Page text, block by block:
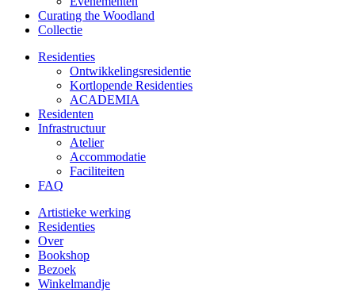
Curating the Woodland
Collectie
Residenties
Ontwikkelings­residentie
Kortlopende Residenties
ACADEMIA
Residenten
Infrastructuur
Atelier
Accommodatie
Faciliteiten
FAQ
Artistieke werking
Residenties
Over
Bookshop
Bezoek
Winkelmandje